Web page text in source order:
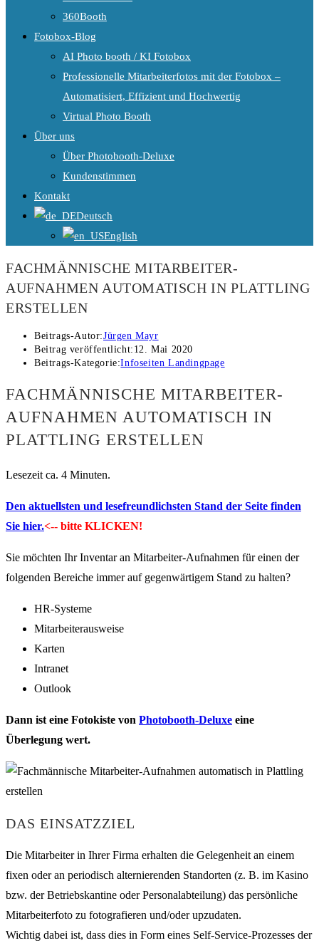
360Booth
Fotobox-Blog
AI Photo booth / KI Fotobox
Professionelle Mitarbeiterfotos mit der Fotobox –
Automatisiert, Effizient und Hochwertig
Virtual Photo Booth
Über uns
Über Photobooth-Deluxe
Kundenstimmen
Kontakt
Deutsch
English
FACHMÄNNISCHE MITARBEITER-
AUFNAHMEN AUTOMATISCH IN PLATTLING
ERSTELLEN
Beitrags-Autor:Jürgen Mayr
Beitrag veröffentlicht: 12. Mai 2020
Beitrags-Kategorie:Infoseiten Landingpage
FACHMÄNNISCHE MITARBEITER-
AUFNAHMEN AUTOMATISCH IN
PLATTLING ERSTELLEN
Lesezeit ca. 4 Minuten.
Den aktuellsten und lesefreundlichsten Stand der Seite finden
Sie hier.<-- bitte KLICKEN!
Sie möchten Ihr Inventar an Mitarbeiter-Aufnahmen für einen der
folgenden Bereiche immer auf gegenwärtigem Stand zu halten?
HR-Systeme
Mitarbeiterausweise
Karten
Intranet
Outlook
Dann ist eine Fotokiste von Photobooth-Deluxe eine
Überlegung wert.
DAS EINSATZZIEL
Die Mitarbeiter in Ihrer Firma erhalten die Gelegenheit an einem
fixen oder an periodisch alternierenden Standorten (z. B. im Kasino
bzw. der Betriebskantine oder Personalabteilung) das persönliche
Mitarbeiterfoto zu fotografieren und/oder upzudaten.
Wichtig dabei ist, dass dies in Form eines Self-Service-Prozesses der